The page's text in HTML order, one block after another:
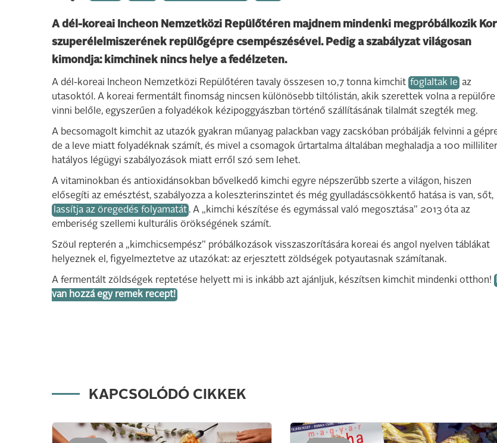
A dél-koreai Incheon Nemzetközi Repülőtéren majdnem mindenki megpróbálkozik
szuperélelmiszerének repülőgépre csempészésével. Pedig a szabályzat világosan
kimondja: kimchinek nincs helye a fedélzeten.
A dél-koreai Incheon Nemzetközi Repülőtéren tavaly összesen 10,7 tonna kimchit foglaltak le az
utasoktól. A koreai fermentált finomság nincsen különösebb tiltólistán, akik szerettek volna a repülőre
vinni belőle, egyszerűen a folyadékok kézipoggyászban történő szállításának tilalmát szegték meg.
A becsomagolt kimchit az utazók gyakran műanyag palackban vagy zacskóban próbálják felvinni a
de a leve miatt folyadéknak számít, és mivel a csomagok űrtartalma általában meghaladja a 100
hatályos légügyi szabályozások miatt erről szó sem lehet.
A vitaminokban és antioxidánsokban bővelkedő kimchi egyre népszerűbb szerte a világon, hiszen
elősegíti az emésztést, szabályozza a koleszterinszintet és még gyulladáscsökkentő hatása is van, sőt,
lassítja az öregedés folyamatát . A „kimchi készítése és egymással való megosztása” 2013 óta az
emberiség szellemi kulturális örökségének számít.
Szöul repterén a „kimchicsempész” próbálkozások visszaszorítására koreai és angol nyelven táblákat
helyeznek el, figyelmeztetve az utazókat: az erjesztett zöldségek potyautasnak számítanak.
A fermentált zöldségek reptetése helyett mi is inkább azt ajánljuk, készítsen kimchit mindenki otthon!
van hozzá egy remek recept!
KAPCSOLÓDÓ CIKKEK